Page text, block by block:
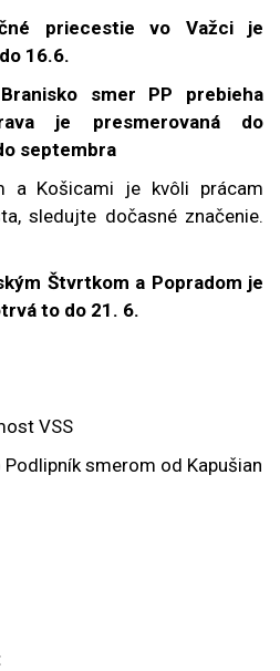
priecestie vo Važci je
16.6.
smer PP prebieha
je presmerovaná do
septembra
a Košicami je kvôli prácam
sledujte dočasné značenie.
Štvrtkom a Popradom je
to do 21. 6.
VSS
smerom od Kapušian